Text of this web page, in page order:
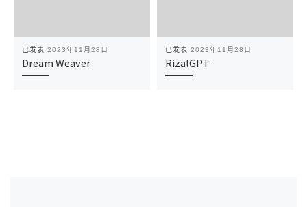
已发表 2023年11月28日
Dream Weaver
已发表 2023年11月28日
RizalGPT